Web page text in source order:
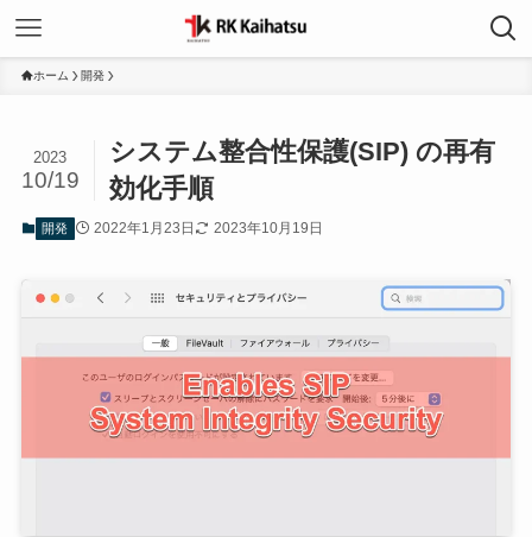
ホーム 開発
システム整合性保護(SIP) の再有
効化手順
2023
10/19
開発 2022年1月23日 2023年10月19日